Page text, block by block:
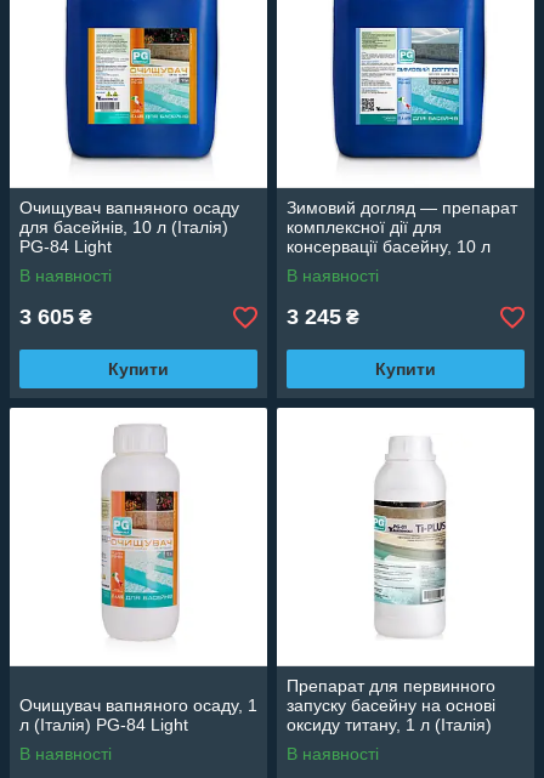
Очищувач вапняного осаду
для басейнів, 10 л (Італія)
PG-84 Light
В наявності
3 605 ₴
Купити
Зимовий догляд — препарат
комплексної дії для
консервації басейну, 10 л
(Італія) PG-9
В наявності
3 245 ₴
Купити
Очищувач вапняного осаду, 1
л (Італія) PG-84 Light
В наявності
Препарат для первинного
запуску басейну на основі
оксиду титану, 1 л (Італія)
PG-01 Ti-Plus
В наявності